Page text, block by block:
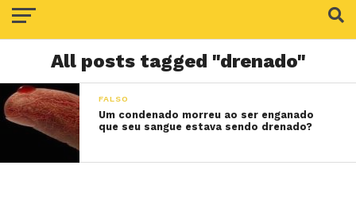
All posts tagged "drenado"
FALSO
Um condenado morreu ao ser enganado
que seu sangue estava sendo drenado?